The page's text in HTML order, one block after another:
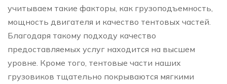
учитываем такие факторы, как грузоподъемность,
мощность двигателя и качество тентовых частей.
Благодаря такому подходу качество
предоставляемых услуг находится на высшем
уровне. Кроме того, тентовые части наших
грузовиков тщательно покрываются мягкими